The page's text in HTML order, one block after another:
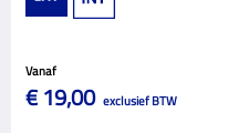
Vanaf
€ 19,00 exclusief BTW